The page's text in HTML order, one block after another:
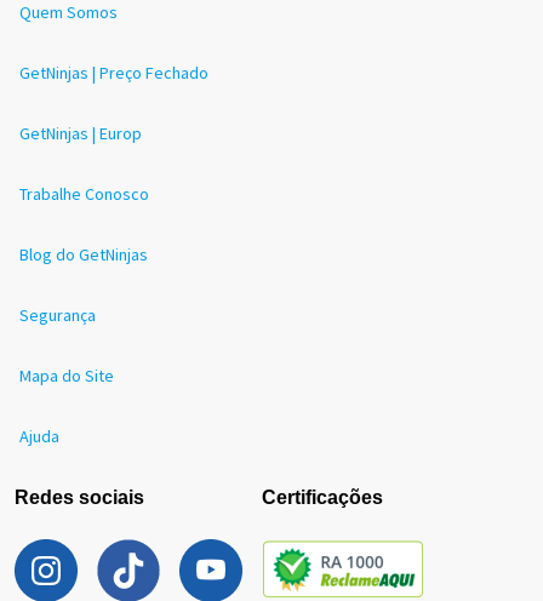
Quem Somos
GetNinjas | Preço Fechado
GetNinjas | Europ
Trabalhe Conosco
Blog do GetNinjas
Segurança
Mapa do Site
Ajuda
Redes sociais Certificações